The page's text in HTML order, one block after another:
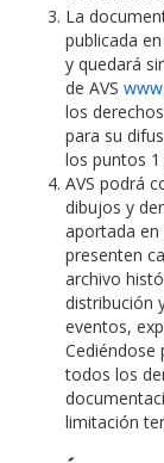
La
publicada
y quedará
de AVS
los
para su
los puntos
AVS podrá
dibujos y
aportada
presenten
archivo
distribución
eventos,
Cediéndose
todos los
limitación